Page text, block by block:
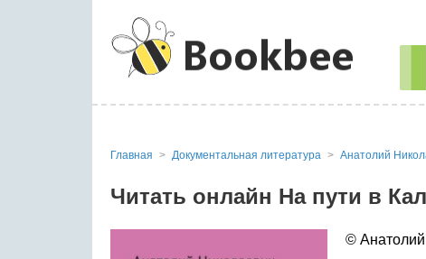
Главная Документальная литература Анатолий
Читать онлайн На пути в
©